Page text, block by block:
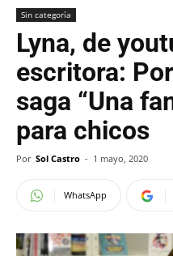
Sin categoría
Lyna, de
escritora:
saga “Una
para chicos
Por Sol Castro - 1 mayo, 2020
WhatsApp